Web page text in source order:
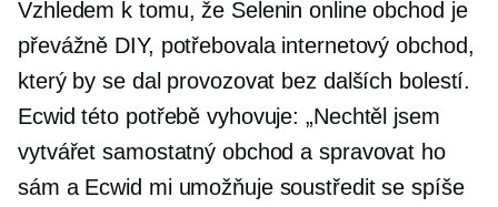
Vzhledem k tomu, že Selenin online obchod je
převážně DIY, potřebovala internetový obchod,
který by se dal provozovat bez dalších bolestí.
Ecwid této potřebě vyhovuje: „Nechtěl jsem
vytvářet samostatný obchod a spravovat ho
sám a Ecwid mi umožňuje soustředit se spíše